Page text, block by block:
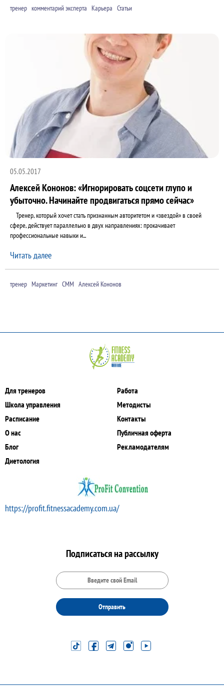
тренер комментарий эксперта Карьера Статьи
05.05.2017
Алексей Кононов: «Игнорировать соцсети глупо и
убыточно. Начинайте продвигаться прямо сейчас»
Тренер, который хочет стать признанным авторитетом и «звездой» в своей
сфере, действует параллельно в двух направлениях: прокачивает
профессиональные навыки и...
Читать далее
тренер Маркетинг СММ Алексей Кононов
Для тренеров
Школа управления
Расписание
О нас
Блог
Диетология
Работа
Методисты
Контакты
Публичная оферта
Рекламодателям
https://profit.fitnessacademy.com.ua/
Подписаться на рассылку
Отправить